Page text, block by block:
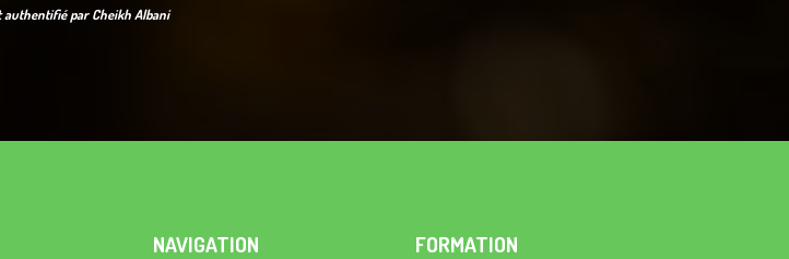
authentifié par Cheikh Albani
NAVIGATION FORMATION